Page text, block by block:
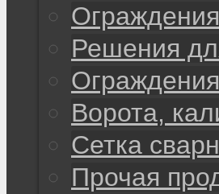
Решения
Ворота,
Сетка
Прочая